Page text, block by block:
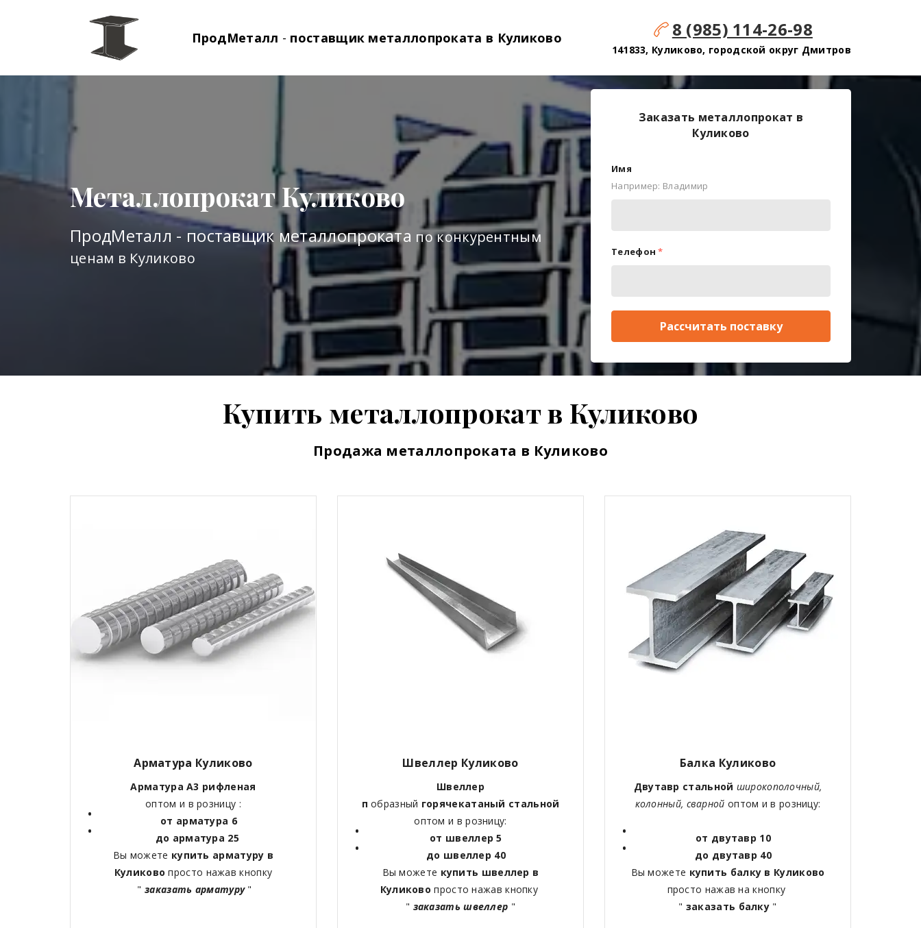
ПродМеталл - поставщик металлопроката в Куликово 8 (985) 114-26-98
141833, Куликово, городской округ Дмитров
Металлопрокат Куликово
ПродМеталл - поставщик металлопроката по конкурентным
ценам в Куликово
Заказать металлопрокат в
Куликово
Имя
Например: Владимир
Телефон *
Рассчитать поставку
Купить металлопрокат в Куликово
Продажа металлопроката в Куликово
Арматура Куликово
Арматура А3 рифленая
оптом и в розницу :
от арматура 6
до арматура 25
Вы можете купить арматуру в
Куликовопросто нажав кнопку
"заказать арматуру"
Швеллер Куликово
Швеллер
побразный горячекатаный стальной
оптом и в розницу:
от швеллер 5
до швеллер 40
Вы можете купить швеллер в
Куликовопросто нажав кнопку
" заказать швеллер "
Балка Куликово
Двутавр стальной широкополочный,
колонный, сварной оптом и в розницу:
от двутавр 10
до двутавр 40
Вы можете купить балку в Куликово
просто нажав на кнопку
" заказать балку "